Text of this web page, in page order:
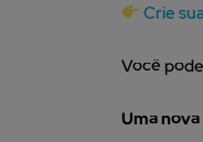
Crie
Você
Uma